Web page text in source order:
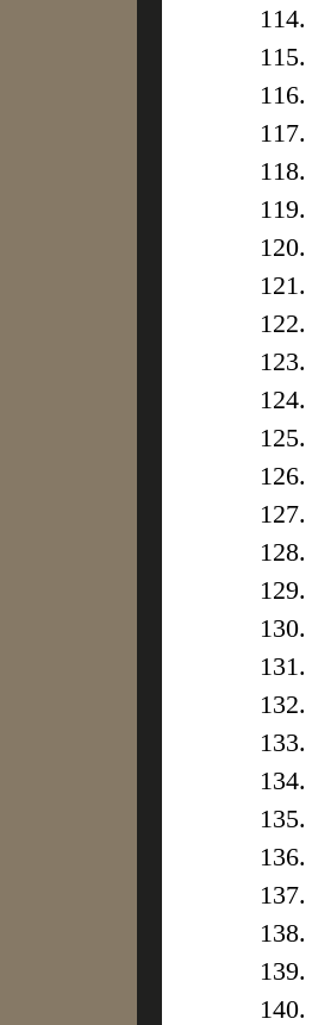
114.
115.
116.
117.
118.
119.
120.
121.
122.
123.
124.
125.
126.
127.
128.
129.
130.
131.
132.
133.
134.
135.
136.
137.
138.
139.
140.